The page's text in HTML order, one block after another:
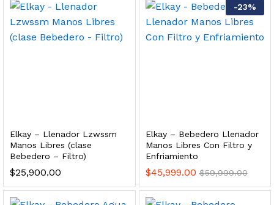
Elkay – Llenador Lzwssm
Manos Libres (clase
Bebedero – Filtro)
$25,900.00
-23%
Elkay – Bebedero Llenador
Manos Libres Con Filtro y
Enfriamiento
$45,999.00 $59,999.00
999.00
2,899.00